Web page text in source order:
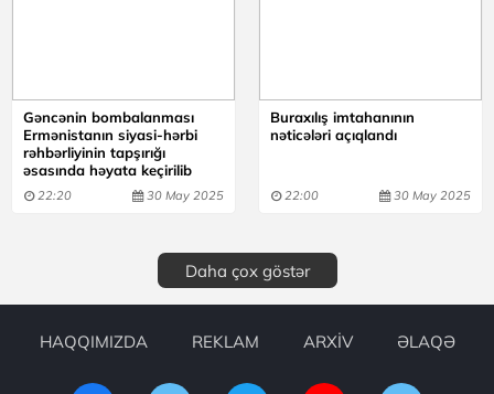
Gəncənin bombalanması
Ermənistanın siyasi-hərbi
rəhbərliyinin tapşırığı
əsasında həyata keçirilib
22:20 30 May 2025
Buraxılış imtahanının
nəticələri açıqlandı
22:00 30 May 2025
Daha çox göstər
HAQQIMIZDA REKLAM ARXİV ƏLAQƏ